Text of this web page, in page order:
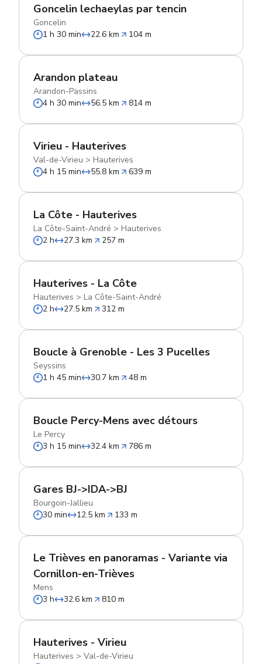
Goncelin lechaeylas par tencin
Goncelin
1 h 30 min
22.6 km 104 m
Arandon plateau
Arandon-Passins
4 h 30 min
56.5 km 814 m
Virieu - Hauterives
Val-de-Virieu > Hauterives
4 h 15 min
55.8 km 639 m
La Côte - Hauterives
La Côte-Saint-André > Hauterives
2 h
27.3 km 257 m
Hauterives - La Côte
Hauterives > La Côte-Saint-André
2 h
27.5 km 312 m
Boucle à Grenoble - Les 3 Pucelles
Seyssins
1 h 45 min
30.7 km 48 m
Boucle Percy-Mens avec détours
Le Percy
3 h 15 min
32.4 km 786 m
Gares BJ->IDA->BJ
Bourgoin-Jallieu
30 min
12.5 km 133 m
Le Trièves en panoramas - Variante via
Cornillon-en-Trièves
Mens
3 h
32.6 km 810 m
Hauterives - Virieu
Hauterives > Val-de-Virieu